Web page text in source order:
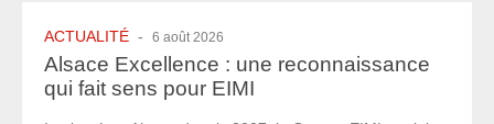
ACTUALITÉ - 6 août 2026
Alsace Excellence : une reconnaissance
qui fait sens pour EIMI